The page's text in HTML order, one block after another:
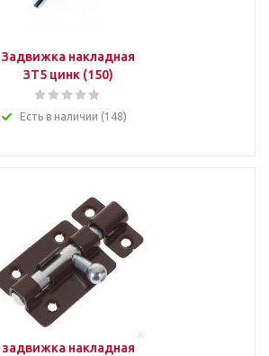
Задвижка накладная
ЗТ5 цинк (150)
Есть в наличии (148)
задвижка накладная